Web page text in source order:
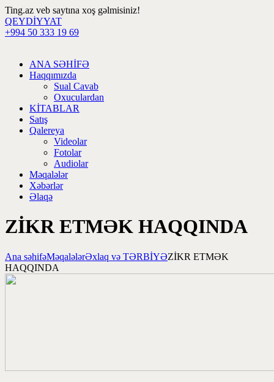
Ting.az veb saytına xoş gəlmisiniz!
QEYDİYYAT
+994 50 333 19 69
ANA SƏHİFƏ
Haqqımızda
Sual Cavab
Oxuculardan
KİTABLAR
Satış
Qalereya
Videolar
Fotolar
Audiolar
Məqalələr
Xəbərlər
Əlaqə
ZİKR ETMƏK HAQQINDA
Ana səhifəMəqalələrƏxlaq və TƏRBİYƏZİKR ETMƏK
HAQQINDA